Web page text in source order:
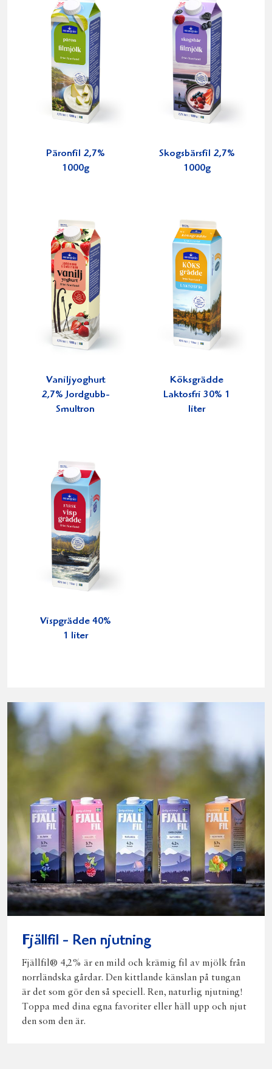
Päronfil 2,7%
1000g
Skogsbärsfil 2,7%
1000g
Vaniljyoghurt
2,7% Jordgubb-
Smultron
Köksgrädde
Laktosfri 30% 1
liter
Vispgrädde 40%
1 liter
Fjällfil - Ren njutning
Fjällfil® 4,2% är en mild och krämig fil av mjölk från
norrländska gårdar. Den kittlande känslan på tungan
är det som gör den så speciell. Ren, naturlig njutning!
Toppa med dina egna favoriter eller häll upp och njut
den som den är.